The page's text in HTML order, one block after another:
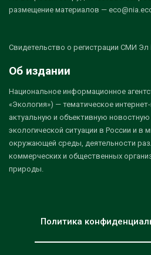
размещение материалов —
Свидетельство о регистрации СМИ
Об издании
Национальное информационное
«Экология») — тематическое
актуальную и объективную
экологической ситуации в России и в
окружающей среды, деятельности
коммерческих и общественных
природы.
Политика